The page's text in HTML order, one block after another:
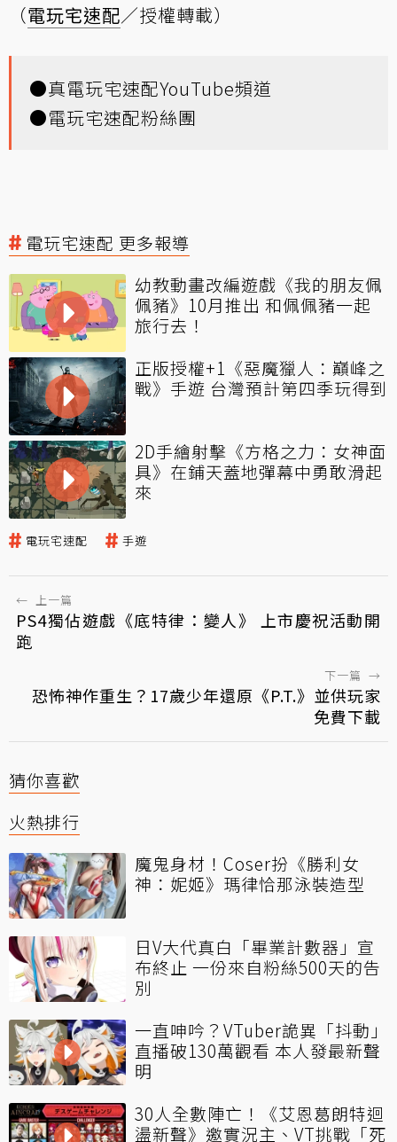
（電玩宅速配／授權轉載）
●真電玩宅速配YouTube頻道
●電玩宅速配粉絲團
電玩宅速配 更多報導
幼教動畫改編遊戲《我的朋友佩
佩豬》10月推出 和佩佩豬一起
旅行去！
正版授權+1《惡魔獵人：巔峰之
戰》手遊 台灣預計第四季玩得到
2D手繪射擊《方格之力：女神面
具》在鋪天蓋地彈幕中勇敢滑起
來
電玩宅速配 手遊
← 上一篇
PS4獨佔遊戲《底特律：變人》 上市慶祝活動開
跑
下一篇 →
恐怖神作重生？17歲少年還原《P.T.》並供玩家
免費下載
猜你喜歡
火熱排行
魔鬼身材！Coser扮《勝利女
神：妮姬》瑪律恰那泳裝造型
日V大代真白「畢業計數器」宣
布終止 一份來自粉絲500天的告
別
一直呻吟？VTuber詭異「抖動」
直播破130萬觀看 本人發最新聲
明
30人全數陣亡！《艾恩葛朗特迴
盪新聲》邀實況主、VT挑戰「死